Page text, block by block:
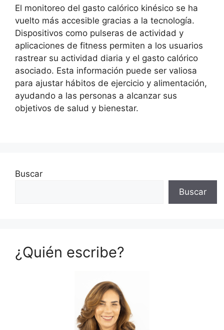
El monitoreo del gasto calórico kinésico se ha
vuelto más accesible gracias a la tecnología.
Dispositivos como pulseras de actividad y
aplicaciones de fitness permiten a los usuarios
rastrear su actividad diaria y el gasto calórico
asociado. Esta información puede ser valiosa
para ajustar hábitos de ejercicio y alimentación,
ayudando a las personas a alcanzar sus
objetivos de salud y bienestar.
Buscar
Buscar
¿Quién escribe?